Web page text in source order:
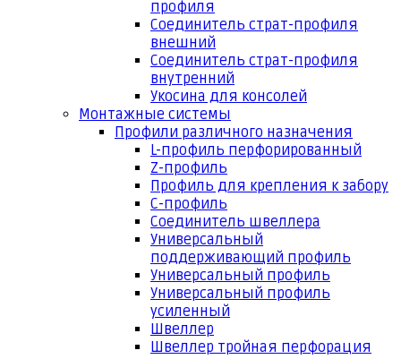
профиля
Соединитель страт-профиля
внешний
Соединитель страт-профиля
внутренний
Укосина для консолей
Монтажные системы
Профили различного назначения
L-профиль перфорированный
Z-профиль
Профиль для крепления к забору
С-профиль
Соединитель швеллера
Универсальный
поддерживающий профиль
Универсальный профиль
Универсальный профиль
усиленный
Швеллер
Швеллер тройная перфорация